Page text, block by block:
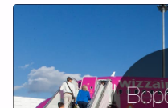
НАКОНЕЦ-
EMIRATES!"